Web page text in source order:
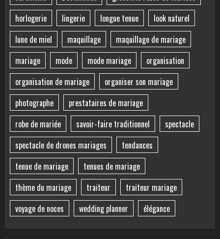
horlogerie
lingerie longue tenue
look naturel
lune de miel
maquillage
maquillage de mariage
mariage
mode mode mariage
organisation
organisation de mariage
organiser son mariage
photographe
prestataires de mariage
robe de mariée
savoir-faire traditionnel
spectacle
spectacle de drones mariages
tendances
tenue de mariage
tenues de mariage
thème du mariage
traiteur
traiteur mariage
voyage de noces
wedding planner élégance